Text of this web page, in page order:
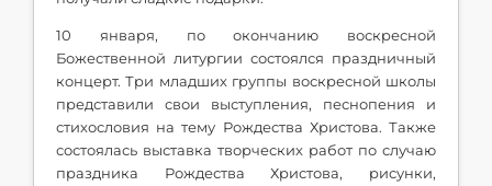
10 января, по окончанию воскресной
Божественной литургии состоялся праздничный
концерт. Три младших группы воскресной школы
представили свои выступления, песнопения и
стихословия на тему Рождества Христова. Также
состоялась выставка творческих работ по случаю
праздника Рождества Христова, рисунки,